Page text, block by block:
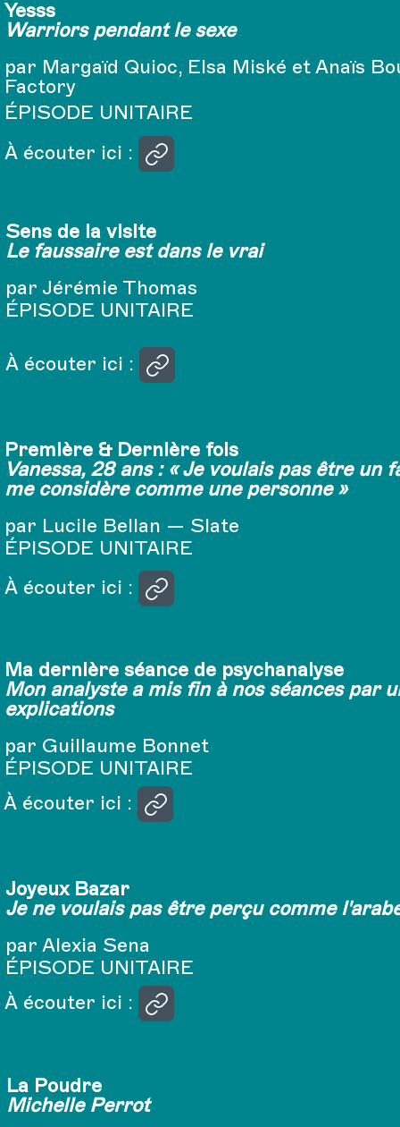
Yesss
Warriors pendant le sexe
par Margaïd Quioc, Elsa Miské et Anaïs
Factory
ÉPISODE UNITAIRE
À écouter ici :
Sens de la visite
Le faussaire est dans le vrai
par Jérémie Thomas
ÉPISODE UNITAIRE
À écouter ici :
Première & Dernière fois
Vanessa, 28 ans : « Je voulais pas être un
me considère comme une personne »
par Lucile Bellan — Slate
ÉPISODE UNITAIRE
À écouter ici :
Ma dernière séance de psychanalyse
Mon analyste a mis fin à nos séances par
explications
par Guillaume Bonnet
ÉPISODE UNITAIRE
À écouter ici :
Joyeux Bazar
Je ne voulais pas être perçu comme
par Alexia Sena
ÉPISODE UNITAIRE
À écouter ici :
La Poudre
Michelle Perrot